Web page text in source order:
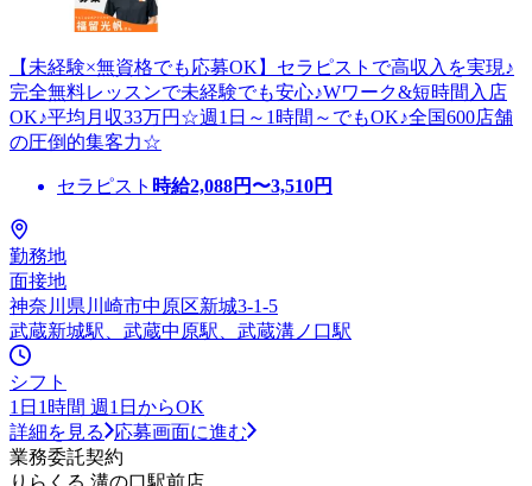
【未経験×無資格でも応募OK】セラピストで高収入を実現♪
完全無料レッスンで未経験でも安心♪Wワーク&短時間入店
OK♪平均月収33万円☆週1日～1時間～でもOK♪全国600店舗
の圧倒的集客力☆
セラピスト 時給2,088円〜3,510円
勤務地
面接地
神奈川県川崎市中原区新城3-1-5
武蔵新城駅、武蔵中原駅、武蔵溝ノ口駅
シフト
1日1時間 週1日からOK
詳細を見る
応募画面に進む
業務委託契約
りらくる 溝の口駅前店